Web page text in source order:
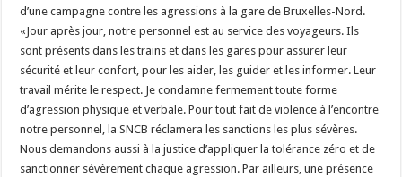
d’une campagne contre les agressions à la gare de Bruxelles-Nord.
«Jour après jour, notre personnel est au service des voyageurs. Ils
sont présents dans les trains et dans les gares pour assurer leur
sécurité et leur confort, pour les aider, les guider et les informer. Leur
travail mérite le respect. Je condamne fermement toute forme
d’agression physique et verbale. Pour tout fait de violence à l’encontre
notre personnel, la SNCB réclamera les sanctions les plus sévères.
Nous demandons aussi à la justice d’appliquer la tolérance zéro et de
sanctionner sévèrement chaque agression. Par ailleurs, une présence